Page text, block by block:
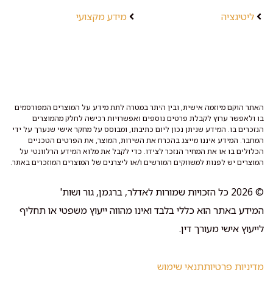
ליטיגציה
מידע מקצועי
האתר הוקם מיוזמה אישית, ובין היתר במטרה לתת מידע על המוצרים המפורסמים
בו ולאפשר ערוץ לקבלת פרטים נוספים ואפשרויות רכישה לחלק מהמוצרים
הנזכרים בו. המידע שניתן נכון ליום כתיבתו, ומבוסס על מחקר אישי שנערך על ידי
המחבר. המידע איננו מייצג בהכרח את השירות, המוצר, את הפרטים הטכניים
הכלולים בו או את המחיר הנזכר לצידו. כדי לקבל את מלוא המידע הרלוונטי על
המוצרים יש לפנות למשווקים המורשים ו/או ליצרנים של המוצרים המוזכרים באתר.
© 2026 כל הזכויות שמורות לאדלר, ברגמן, גור ושות'
המידע באתר הוא כללי בלבד ואינו מהווה ייעוץ משפטי או תחליף
לייעוץ אישי מעורך דין.
מדיניות פרטיותתנאי שימוש